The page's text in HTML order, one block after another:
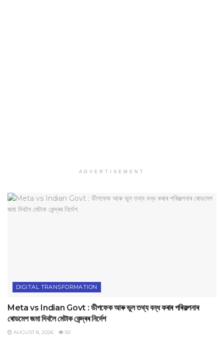
ADVERTISEMENT
DIGITAL TRANSFORMATION
Meta vs Indian Govt : ডীপফেক আৰু ভুল তথ্য বন্ধ কৰাৰ পৰিকল্পনাৰ
ৰোডমেপ জমা দিবলৈ মেটাক কেন্দ্ৰৰ নিৰ্দেশ
AUGUST 8, 2026 50